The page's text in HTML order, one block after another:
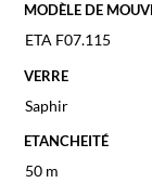
MODÈLE DE
ETA F07.115
VERRE
Saphir
ETANCHEITÉ
50 m